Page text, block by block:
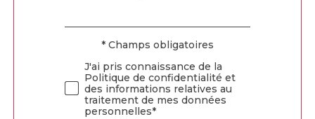
défaut
Validation* Champs obligatoires
J'ai pris connaissance de la
Politique de confidentialité et
des informations relatives au
traitement de mes données
personnelles*